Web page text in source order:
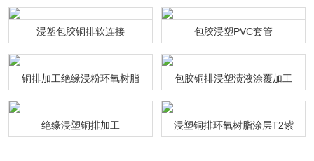
工 粉通达利厂家
浸塑包胶铜排软连接 包胶浸塑PVC套管
铜排加工绝缘浸粉环氧树脂 包胶铜排浸塑渍液涂覆加工
绝缘浸塑铜排加工 浸塑铜排环氧树脂涂层T2紫